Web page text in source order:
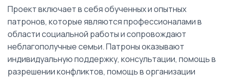
Проект включает в себя обученных и опытных
патронов, которые являются профессионалами в
области социальной работы и сопровождают
неблагополучные семьи. Патроны оказывают
индивидуальную поддержку, консультации, помощь в
разрешении конфликтов, помощь в организации